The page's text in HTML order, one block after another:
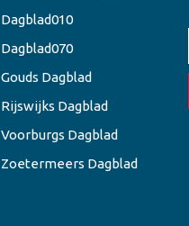
Dagblad010
Dagblad070
Gouds Dagblad
Rijswijks Dagblad
Voorburgs Dagblad
Zoetermeers Dagblad